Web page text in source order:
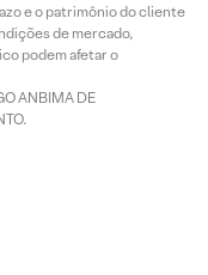
e o patrimônio do cliente
de mercado,
podem afetar o
ANBIMA DE